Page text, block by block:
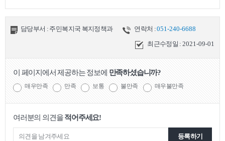
담당부서 : 주민복지국 복지정책과 연락처 :051-240-6688
최근수정일 : 2021-09-01
이 페이지에서 제공하는 정보에 만족하셨습니까?
매우만족 만족 보통 불만족 매우불만족
여러분의 의견을적어주세요!
등록하기